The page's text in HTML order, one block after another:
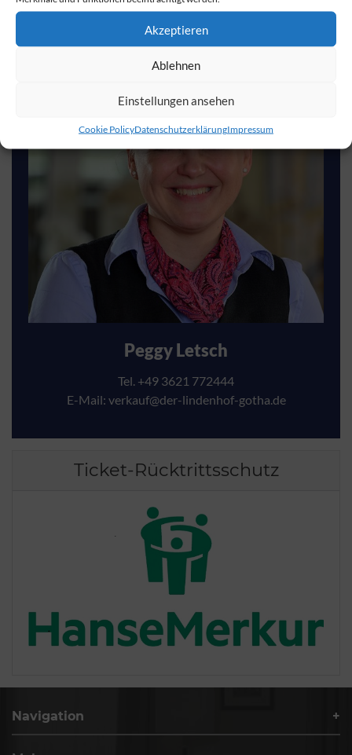
Akzeptieren
Ablehnen
Einstellungen ansehen
Cookie PolicyDatenschutzerklärungImpressum
Haben Sie Fragen?
Peggy Letsch
Tel. +49 3621 772444
E-Mail: verkauf@der-lindenhof-gotha.de
Ticket-Rücktrittsschutz
Navigation